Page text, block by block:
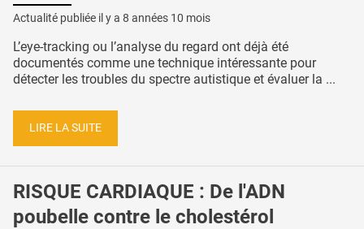
Actualité publiée il y a 8 années 10 mois
L’eye-tracking ou l’analyse du regard ont déjà été
documentés comme une technique intéressante pour
détecter les troubles du spectre autistique et évaluer la ...
LIRE LA SUITE
RISQUE CARDIAQUE : De l'ADN
poubelle contre le cholestérol